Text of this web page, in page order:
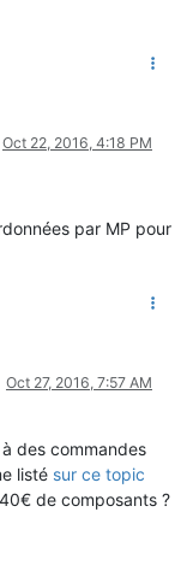
Oct 22, 2016, 4:18 PM
par MP pour
Oct 27, 2016, 7:57 AM
des commandes
listé sur ce topic
de composants ?